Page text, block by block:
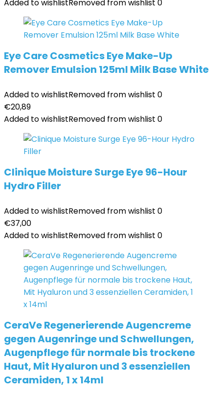
Added to wishlistRemoved from wishlist 0
Eye Care Cosmetics Eye Make-Up
Remover Emulsion 125ml Milk Base White
Added to wishlistRemoved from wishlist 0
€20,89
Added to wishlistRemoved from wishlist 0
Clinique Moisture Surge Eye 96-Hour
Hydro Filler
Added to wishlistRemoved from wishlist 0
€37,00
Added to wishlistRemoved from wishlist 0
CeraVe Regenerierende Augencreme
gegen Augenringe und Schwellungen,
Augenpflege für normale bis trockene
Haut, Mit Hyaluron und 3 essenziellen
Ceramiden, 1 x 14ml